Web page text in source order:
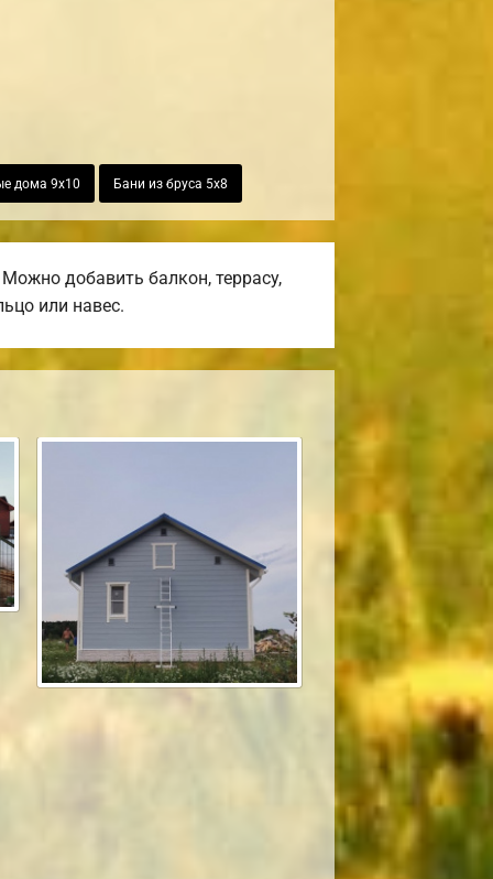
дома 9х10 Бани из бруса 5х8
добавить балкон, террасу,
или навес.